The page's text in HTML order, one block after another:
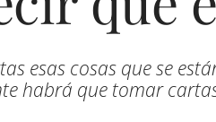
esas cosas que se
habrá que tomar